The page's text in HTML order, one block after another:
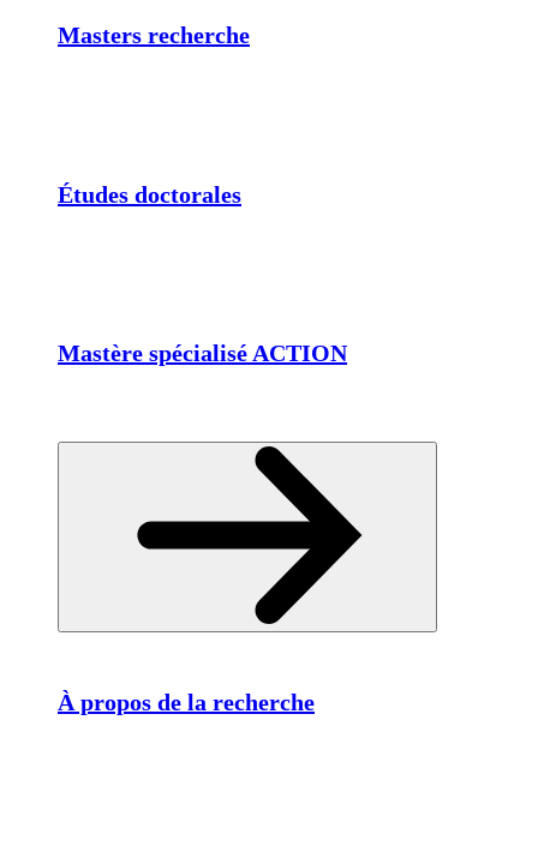
Masters recherche
Études doctorales
Mastère spécialisé ACTION
À propos de la recherche